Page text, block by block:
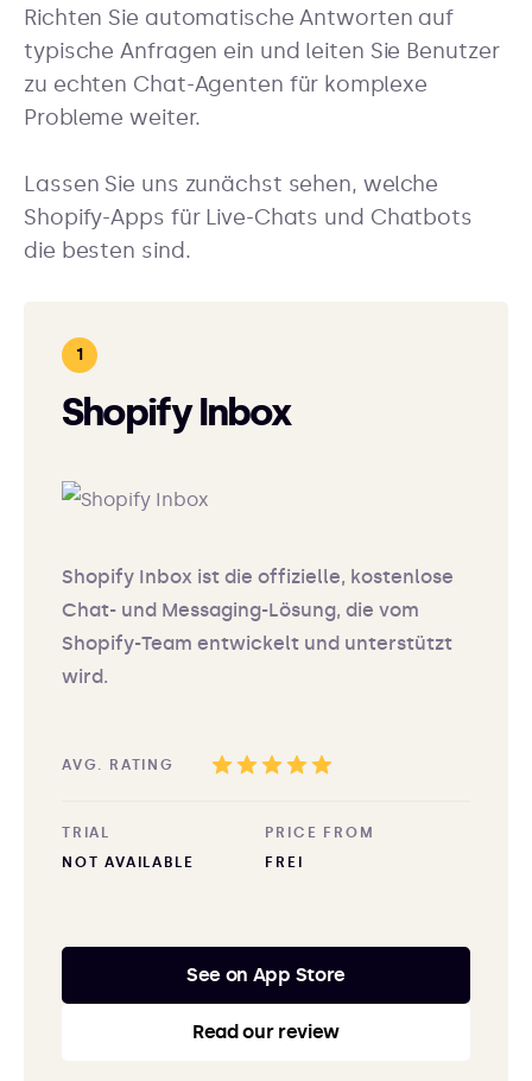
Richten Sie automatische Antworten auf
typische Anfragen ein und leiten Sie Benutzer
zu echten Chat-Agenten für komplexe
Probleme weiter.
Lassen Sie uns zunächst sehen, welche
Shopify-Apps für Live-Chats und Chatbots
die besten sind.
Shopify Inbox
Shopify Inbox ist die offizielle, kostenlose
Chat- und Messaging-Lösung, die vom
Shopify-Team entwickelt und unterstützt
wird.
AVG. RATING
TRIAL
NOT AVAILABLE
PRICE FROM
FREI
See on App Store
Read our review